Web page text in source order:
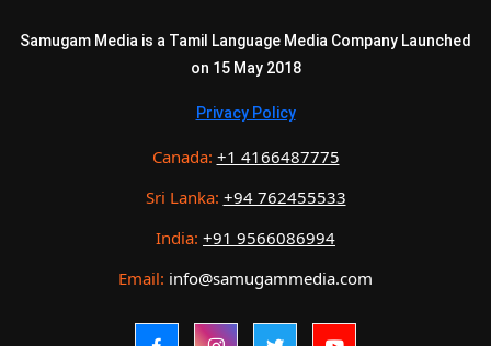
Samugam Media is a Tamil Language Media Company Launched
on 15 May 2018
Privacy Policy
Canada: +1 4166487775
Sri Lanka: +94 762455533
India: +91 9566086994
Email: info@samugammedia.com